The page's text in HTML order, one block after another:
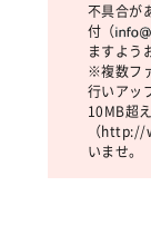
不具合が
付（
ますよう
※複数フ
行いアッ
10MB超
（http://
いませ。